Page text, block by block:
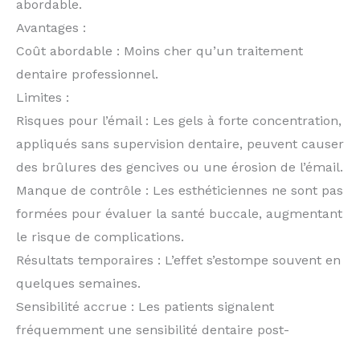
abordable.
Avantages :
Coût abordable : Moins cher qu’un traitement
dentaire professionnel.
Limites :
Risques pour l’émail : Les gels à forte concentration,
appliqués sans supervision dentaire, peuvent causer
des brûlures des gencives ou une érosion de l’émail.
Manque de contrôle : Les esthéticiennes ne sont pas
formées pour évaluer la santé buccale, augmentant
le risque de complications.
Résultats temporaires : L’effet s’estompe souvent en
quelques semaines.
Sensibilité accrue : Les patients signalent
fréquemment une sensibilité dentaire post-